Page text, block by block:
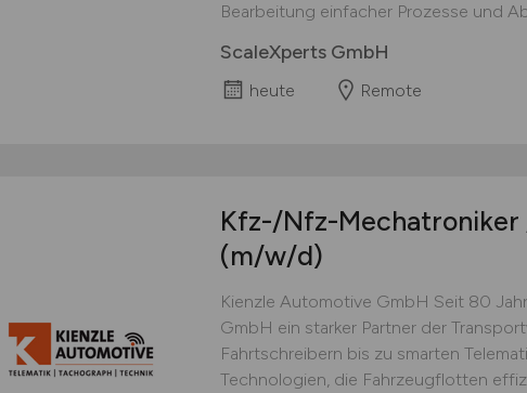
Bearbeitung einfacher Prozesse und
ScaleXperts GmbH
heute Remote
Kfz-/Nfz-
(m/w/d)
Kienzle Automotive GmbH Seit 80
GmbH ein starker Partner der
Fahrtschreibern bis zu smarten
Technologien, die Fahrzeugflotten